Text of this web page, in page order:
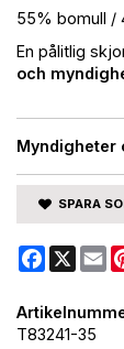
Myndigheter
55% bomull /
En pålitlig
och
SPARA
Facebook
X
T83241-35